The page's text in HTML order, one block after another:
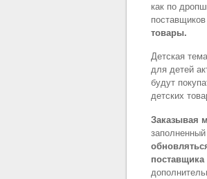
как по
товары.
Детская
для детей
будут
детских
Заказывая